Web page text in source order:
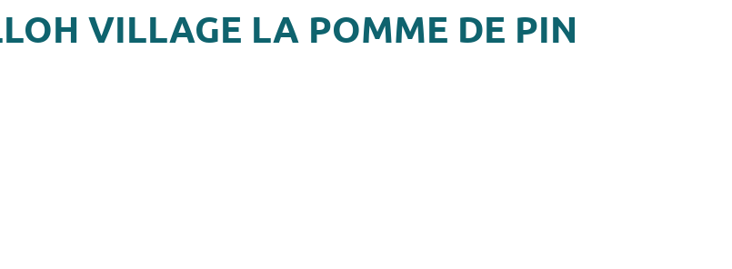
VILLAGE LA POMME DE PIN